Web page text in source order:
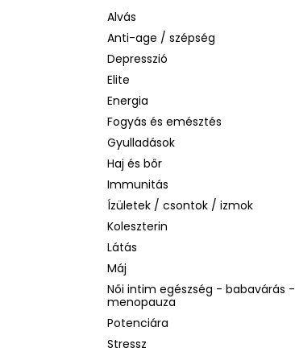
Alvás
Anti-age / szépség
Depresszió
Elite
Energia
Fogyás és emésztés
Gyulladások
Haj és bőr
Immunitás
Ízületek / csontok / izmok
Koleszterin
Látás
Máj
Női intim egészség - babavárás -
menopauza
Potenciára
Stressz
BIODERMA PHOTODERM AQUAFLUID
INVISIBLE SPF 50+ – LÁTHATATLAN
ARCVÉDŐ KRÉM, 40 ML
2 480 Ft
Korábbi: 6 870 Ft